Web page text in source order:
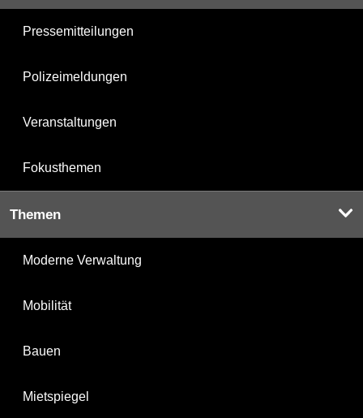
Pressemitteilungen
Polizeimeldungen
Veranstaltungen
Fokusthemen
Themen
Moderne Verwaltung
Mobilität
Bauen
Mietspiegel